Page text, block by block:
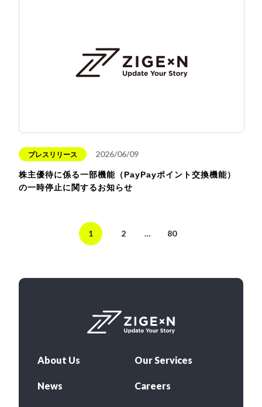
プレスリリース 2026/06/09
株主優待に係る一部機能（PayPayポイント交換機能）
の一時停止に関するお知らせ
1 2 … 80
About Us Our Services
News Careers